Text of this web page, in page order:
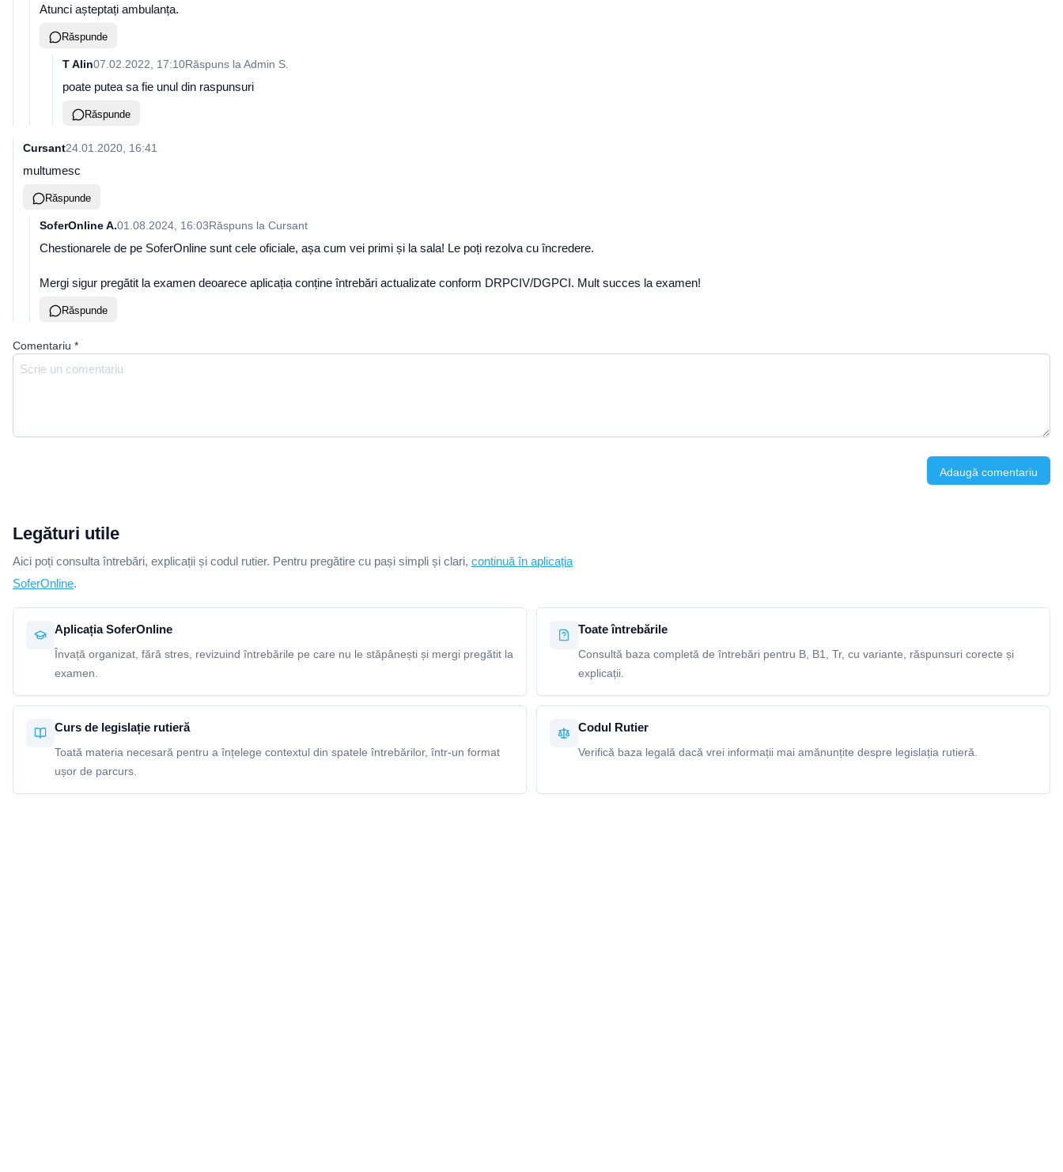
Atunci așteptați ambulanța.
Răspunde
T Alin07.02.2022, 17:10Răspuns la Admin S.
poate putea sa fie unul din raspunsuri
Răspunde
Cursant24.01.2020, 16:41
multumesc
Răspunde
SoferOnline A.01.08.2024, 16:03Răspuns la Cursant
Chestionarele de pe SoferOnline sunt cele oficiale, așa cum vei primi și la sala! Le poți rezolva cu încredere.
Mergi sigur pregătit la examen deoarece aplicația conține întrebări actualizate conform DRPCIV/DGPCI. Mult succes la examen!
Răspunde
Comentariu *
Adaugă comentariu
Legături utile
Aici poți consulta întrebări, explicații și codul rutier. Pentru pregătire cu pași simpli și clari, continuă în aplicația
SoferOnline.
Aplicația SoferOnline
Învață organizat, fără stres, revizuind întrebările pe care nu le stăpânești și mergi pregătit la
examen.
Toate întrebările
Consultă baza completă de întrebări pentru B, B1, Tr, cu variante, răspunsuri corecte și
explicații.
Curs de legislație rutieră
Toată materia necesară pentru a înțelege contextul din spatele întrebărilor, într-un format
ușor de parcurs.
Codul Rutier
Verifică baza legală dacă vrei informații mai amănunțite despre legislația rutieră.